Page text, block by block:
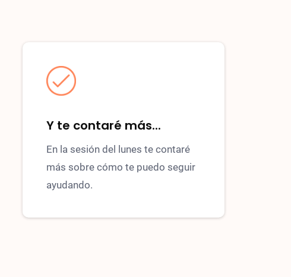
Y te contaré más...
En la sesión del lunes te contaré
más sobre cómo te puedo seguir
ayudando.